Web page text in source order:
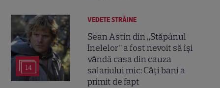
14
VEDETE STRĂINE
Sean Astin din „Stăpânul
Inelelor” a fost nevoit să își
vândă casa din cauza
salariului mic: Câți bani a
primit de fapt